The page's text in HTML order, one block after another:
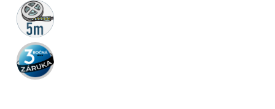
5m
rolka
3 roky
záruka